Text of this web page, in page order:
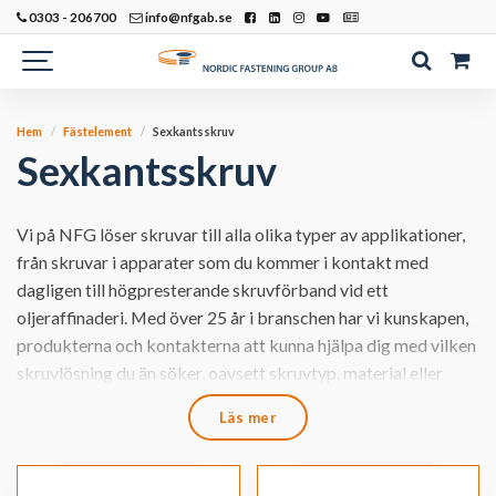
0303 - 206700 info@nfgab.se
Hem Fästelement Sexkantsskruv
Sexkantsskruv
Vi på NFG löser skruvar till alla olika typer av applikationer,
från skruvar i apparater som du kommer i kontakt med
dagligen till högpresterande skruvförband vid ett
oljeraffinaderi. Med över 25 år i branschen har vi kunskapen,
produkterna och kontakterna att kunna hjälpa dig med vilken
skruvlösning du än söker, oavsett skruvtyp, material eller
ytbehandling som du efterfrågar.
Läs mer